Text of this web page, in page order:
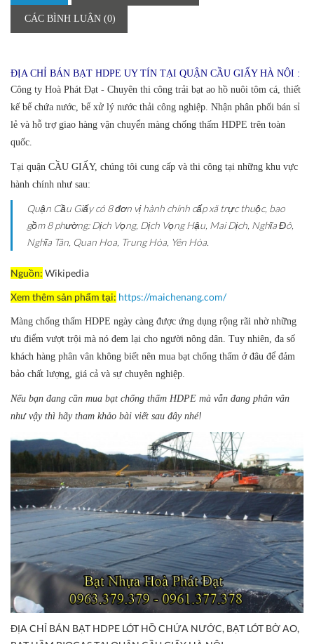
CÁC BÌNH LUẬN (0)
ĐỊA CHỈ BÁN BẠT HDPE UY TÍN TẠI QUẬN CẦU GIẤY HÀ NỘI :
Công ty Hoà Phát Đạt - Chuyên thi công trải bạt ao hồ nuôi tôm cá, thiết
kế bể chứa nước, bể xử lý nước thải công nghiệp. Nhận phân phối bán sỉ
lẻ và hỗ trợ giao hàng vận chuyển màng chống thấm HDPE trên toàn
quốc.
Tại quận CẦU GIẤY, chúng tôi cung cấp và thi công tại những khu vực
hành chính như sau:
Quận Cầu Giấy có 8 đơn vị hành chính cấp xã trực thuộc, bao
gồm 8 phường: Dịch Vọng, Dịch Vọng Hậu, Mai Dịch, Nghĩa Đô,
Nghĩa Tân, Quan Hoa, Trung Hòa, Yên Hòa.
Nguồn: Wikipedia
Xem thêm sản phẩm tại: https://maichenang.com/
Màng chống thấm HDPE ngày càng được ứng dụng rộng rãi nhờ những
ưu điểm vượt trội mà nó đem lại cho người nông dân. Tuy nhiên, đa số
khách hàng phân vân không biết nên mua bạt chống thấm ở đâu để đảm
bảo chất lượng, giá cả và sự chuyên nghiệp.
Nếu bạn đang cần mua bạt chống thấm HDPE mà vẫn đang phân vân
như vậy thì hãy tham khảo bài viết sau đây nhé!
ĐỊA CHỈ BÁN BẠT HDPE LÓT HỒ CHỨA NƯỚC, BẠT LÓT BỜ AO,